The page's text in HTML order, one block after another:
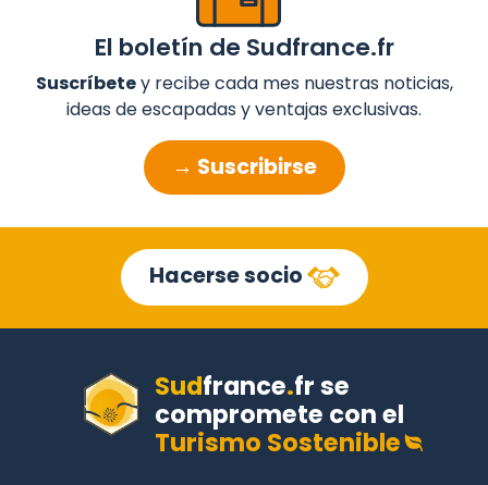
El boletín de Sudfrance.fr
Suscríbetey recibe cada mes nuestras noticias,
ideas de escapadas y ventajas exclusivas.
→ Suscribirse
Hacerse socio
Sudfrance.frse
compromete con el
Turismo Sostenible